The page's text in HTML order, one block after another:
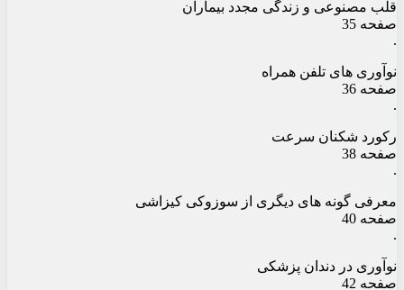
قلب مصنوعی و زندگی مجدد بیماران
صفحه 35
.
نوآوری های تلفن همراه
صفحه 36
.
رکورد شکنان سرعت
صفحه 38
.
معرفی گونه های دیگری از سوزوکی کیزاشی
صفحه 40
.
نوآوری در دندان پزشکی
صفحه 42